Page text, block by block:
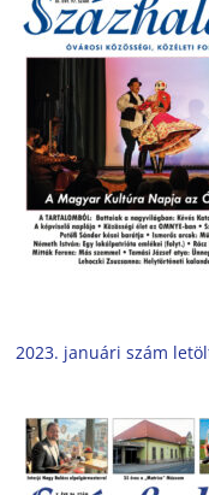
2023. januári szám